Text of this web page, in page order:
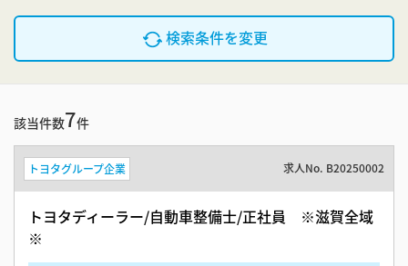
検索条件を変更
該当件数7件
トヨタグループ企業 求人No. B20250002
トヨタディーラー/自動車整備士/正社員 ※滋賀全域
※